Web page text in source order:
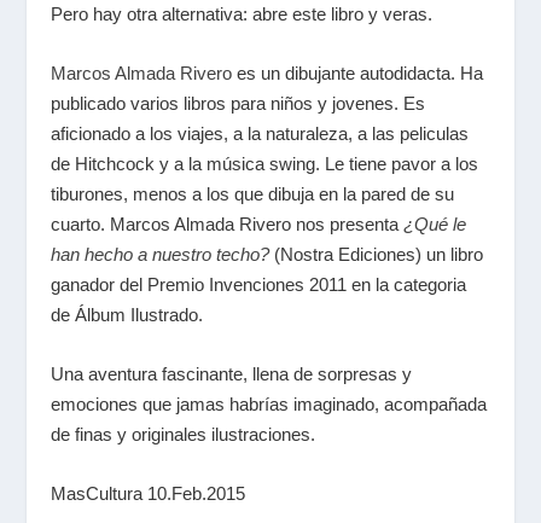
Pero hay otra alternativa: abre este libro y veras.
Marcos Almada Rivero es un dibujante autodidacta. Ha
publicado varios libros para niños y jovenes. Es
aficionado a los viajes, a la naturaleza, a las peliculas
de Hitchcock y a la música swing. Le tiene pavor a los
tiburones, menos a los que dibuja en la pared de su
cuarto. Marcos Almada Rivero nos presenta¿Qué le
han hecho a nuestro techo? (Nostra Ediciones) un libro
ganador del Premio Invenciones 2011 en la categoria
de Álbum Ilustrado.
Una aventura fascinante, llena de sorpresas y
emociones que jamas habrías imaginado, acompañada
de finas y originales ilustraciones.
MasCultura 10.Feb.2015